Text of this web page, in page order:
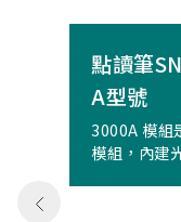
點讀筆
A型號
3000A 模組
模組，內建